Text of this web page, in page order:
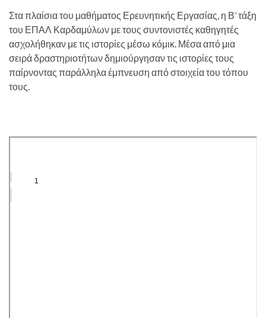
Στα πλαίσια του μαθήματος Ερευνητικής Εργασίας, η Β’ τάξη
του ΕΠΑΛ Καρδαμύλων με τους συντονιστές καθηγητές
ασχολήθηκαν με τις ιστορίες μέσω κόμικ. Μέσα από μια
σειρά δραστηριοτήτων δημιούργησαν τις ιστορίες τους
παίρνοντας παράλληλα έμπνευση από στοιχεία του τόπου
τους.